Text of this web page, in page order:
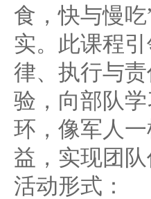
食，快与慢
实。此课程
律、执行与
验，向部队
环，像军人
益，实现团
活动形式：